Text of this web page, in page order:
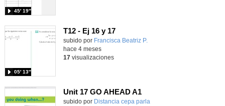
45′ 19″
T12 - Ej 16 y 17
Contenido educativo.
subido por Francisca Beatriz P.
05′ 13″
hace 4 meses
17visualizaciones
Unit 17 GO AHEAD A1
Contenido educativo.
subido por Distancia cepa parla